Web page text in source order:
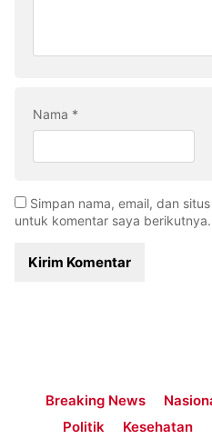
Nama *
Simpan nama, email, dan
untuk komentar saya berikutnya.
Breaking News
Politik
Kesehatan